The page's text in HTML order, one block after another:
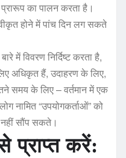
का पालन करता है।
होने में पांच दिन लग सकते
में विवरण निर्दिष्ट करता है,
अधिकृत हैं, उदाहरण के लिए,
समय के लिए – वर्तमान में एक
नामित “उपयोगकर्ताओं” को
सौंप सकते।
करें: